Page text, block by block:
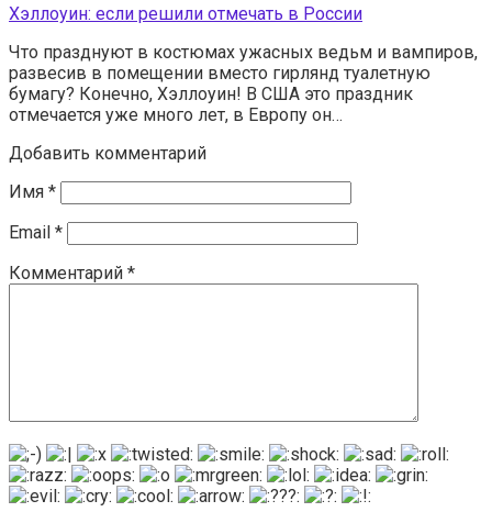
Хэллоуин: если решили отмечать в России
Что празднуют в костюмах ужасных ведьм и вампиров,
развесив в помещении вместо гирлянд туалетную
бумагу? Конечно, Хэллоуин! В США это праздник
отмечается уже много лет, в Европу он…
Добавить комментарий
Имя *
Email *
Комментарий *